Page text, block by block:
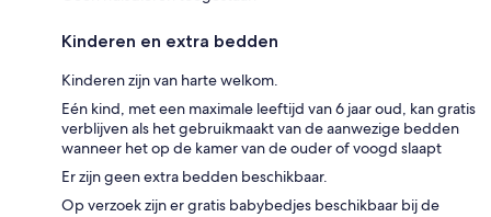
Kinderen en extra bedden
Kinderen zijn van harte welkom.
Eén kind, met een maximale leeftijd van 6 jaar oud, kan gratis
verblijven als het gebruikmaakt van de aanwezige bedden
wanneer het op de kamer van de ouder of voogd slaapt
Er zijn geen extra bedden beschikbaar.
Op verzoek zijn er gratis babybedjes beschikbaar bij de